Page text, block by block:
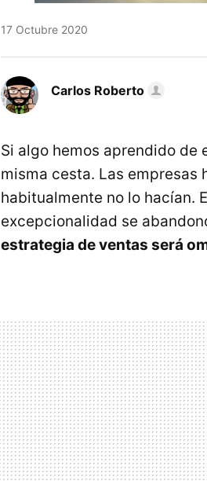
17 Octubre 2020
Carlos Roberto
Si algo hemos aprendido de
misma cesta. Las empresas
habitualmente no lo hacían.
excepcionalidad se
estrategia de ventas será